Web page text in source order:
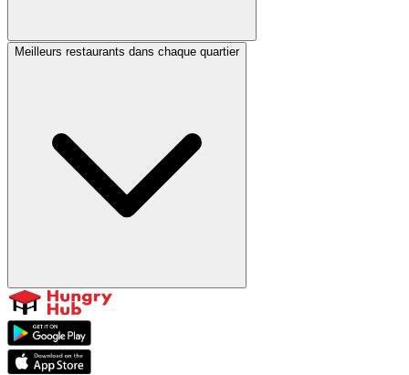
Meilleurs restaurants dans chaque quartier